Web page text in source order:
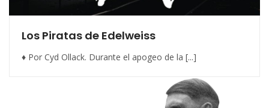
Los Piratas de Edelweiss
♦ Por Cyd Ollack. Durante el apogeo de la [...]